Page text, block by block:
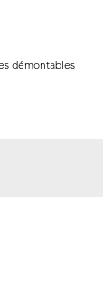
démontables